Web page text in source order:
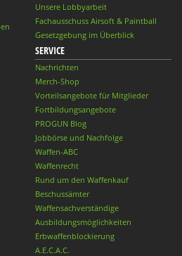
Unsere Lobbyarbeit
Fachausschuss Airsoft & Paintball
Gesetzgebung im Überblick
SERVICE
Nachrichten
Merch-Shop
Vorteilsangebote für Mitglieder
Fortbildungsangebote
PROGUN Blog
Jobbörse und Nachfolge
Waffen-ABC
Waffenrecht
Rund um den Waffenkauf
Beschussämter
Waffensachverständige
Ausbildungsmöglichkeiten
Erbwaffenblockierung
A.E.C.A.C.